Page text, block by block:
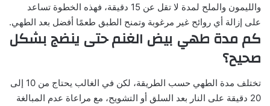
والليمون والملح لمدة لا تقل عن 15 دقيقة، فهذه الخطوة تساعد
على إزالة أي روائح غير مرغوبة وتمنح الطبق طعمًا أفضل بعد الطهي.
كم مدة طهي بيض الغنم حتى ينضج بشكل
صحيح؟
تختلف مدة الطهي حسب الطريقة، لكن في الغالب يحتاج من 10 إلى
20 دقيقة على النار بعد السلق أو التشويح، مع مراعاة عدم المبالغة